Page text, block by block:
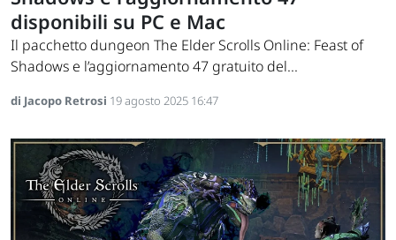
disponibili su PC e Mac
Il pacchetto dungeon The Elder Scrolls Online: Feast of
Shadows e l’aggiornamento 47 gratuito del...
di Jacopo Retrosi 19 agosto 2025 16:47